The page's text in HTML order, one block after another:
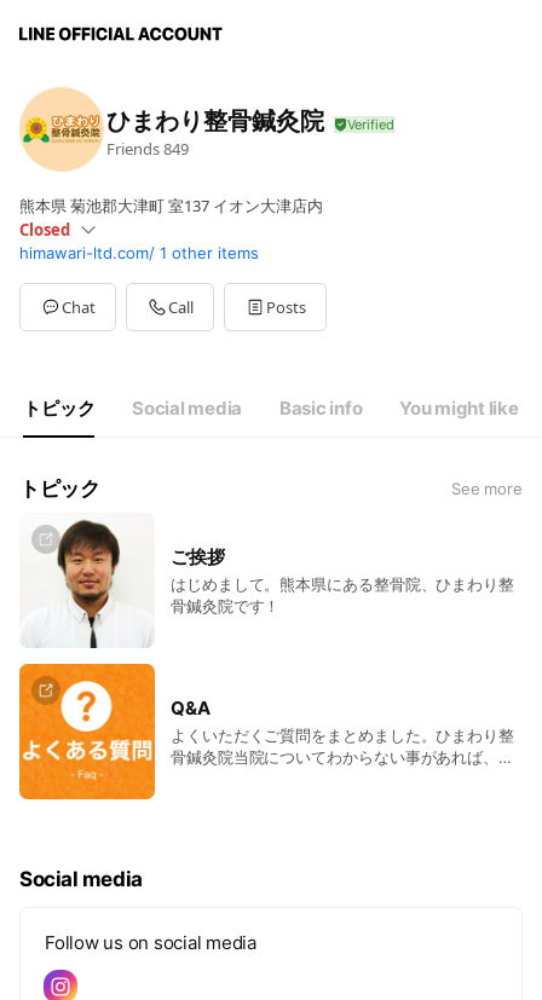
ひまわり整骨鍼灸院
Friends849
熊本県 菊池郡大津町 室137 イオン大津店内
Closed
SunClosed
Mon09:00 - 12:00,15:00 - 22:00
Tue09:00 - 12:00,15:00 - 22:00
Wed09:00 - 12:00,15:00 - 22:00
Sat
09:00 - 13:00
日、祝日休み
himawari-ltd.com/ 1 other items
Chat Call Posts
トピック Social media Basic info You might like
トピック See more
ご挨拶
はじめまして。熊本県にある整骨院、ひまわり整
骨鍼灸院です！
Q&A
よくいただくご質問をまとめました。ひまわり整
骨鍼灸院当院についてわからない事があれば、は
Social media
Follow us on social media